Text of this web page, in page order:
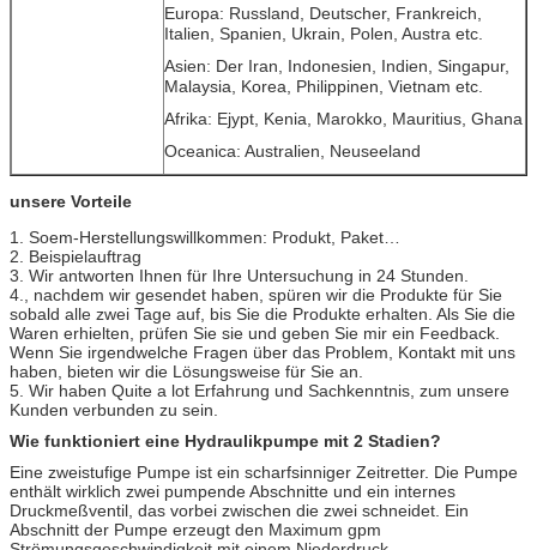
Europa: Russland, Deutscher, Frankreich,
Italien, Spanien, Ukrain, Polen, Austra etc.
Asien: Der Iran, Indonesien, Indien, Singapur,
Malaysia, Korea, Philippinen, Vietnam etc.
Afrika: Ejypt, Kenia, Marokko, Mauritius, Ghana
Oceanica: Australien, Neuseeland
unsere Vorteile
1. Soem-Herstellungswillkommen: Produkt, Paket…
2. Beispielauftrag
3. Wir antworten Ihnen für Ihre Untersuchung in 24 Stunden.
4., nachdem wir gesendet haben, spüren wir die Produkte für Sie
sobald alle zwei Tage auf, bis Sie die Produkte erhalten. Als Sie die
Waren erhielten, prüfen Sie sie und geben Sie mir ein Feedback.
Wenn Sie irgendwelche Fragen über das Problem, Kontakt mit uns
haben, bieten wir die Lösungsweise für Sie an.
5. Wir haben Quite a lot Erfahrung und Sachkenntnis, zum unsere
Kunden verbunden zu sein.
Wie funktioniert eine Hydraulikpumpe mit 2 Stadien?
Eine zweistufige Pumpe ist ein scharfsinniger Zeitretter. Die Pumpe
enthält wirklich zwei pumpende Abschnitte und ein internes
Druckmeßventil, das vorbei zwischen die zwei schneidet. Ein
Abschnitt der Pumpe erzeugt den Maximum gpm